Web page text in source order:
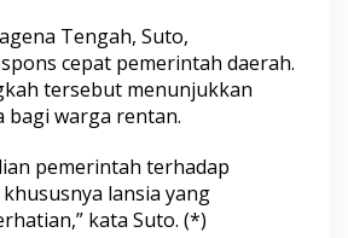
Tengah, Suto,
cepat pemerintah daerah.
tersebut menunjukkan
bagi warga rentan.
pemerintah terhadap
lansia yang
kata Suto. (*)